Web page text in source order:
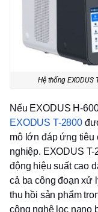
Hệ thống EXODUS
Nếu EXODUS H-
EXODUS T-2800
mô lớn đáp ứng tiêu
nghiệp. EXODUS
động hiệu suất cao
cả ba công đoạn xử
thu hồi sản phẩm
công nghệ lọc nano